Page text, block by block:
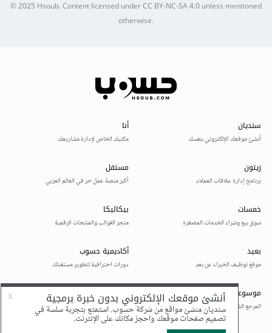
© 2025Hsoub.Content licensed underCC BY-NC-SA 4.0unless mentioned
otherwise.